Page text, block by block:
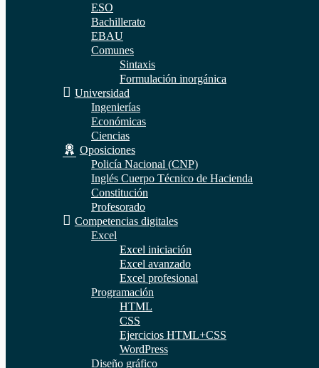
ESO
Bachillerato
EBAU
Comunes
Sintaxis
Formulación inorgánica
Universidad
Ingenierías
Económicas
Ciencias
Oposiciones
Policía Nacional (CNP)
Inglés Cuerpo Técnico de Hacienda
Constitución
Profesorado
Competencias digitales
Excel
Excel iniciación
Excel avanzado
Excel profesional
Programación
HTML
CSS
Ejercicios HTML+CSS
WordPress
Diseño gráfico